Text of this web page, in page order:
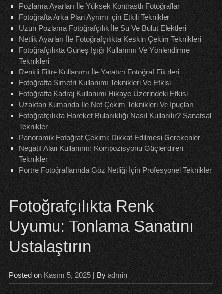
Pozlama Ayarları İle Yüksek Kontrastlı Fotoğraflar
Fotoğrafta Arka Plan Ayrımı İçin Etkili Teknikler
Uzun Pozlama Fotoğrafçılık İle Su Ve Bulut Efektleri
Netlik Ayarları İle Fotoğrafçılıkta Keskin Çekim Teknikleri
Fotoğrafçılıkta Güneş Işığı Kullanımı Ve Yönlendirme
Teknikleri
Renkli Filtre Kullanımı İle Yaratıcı Fotoğraf Fikirleri
Fotoğrafta Simetri Kullanımı Teknikleri Ve Etkisi
Fotoğrafta Kadraj Kullanımı Hikaye Üzerindeki Etkisi
Uzaktan Kumanda İle Net Çekim Teknikleri Ve İpuçları
Fotoğrafçılıkta Hareket Bulanıklığı Nasıl Kullanılır? Sanatsal
Teknikler
Panoramik Fotoğraf Çekimi: Dikkat Edilmesi Gerekenler
Negatif Alan Kullanımı: Kompozisyonu Güçlendiren
Teknikler
Portre Fotoğraflarında Göz Netliği İçin Profesyonel Teknikler
Fotoğrafçılıkta Renk
Uyumu: Tonlama Sanatını
Ustalaştırın
Posted on Kasım 5, 2025| By admin